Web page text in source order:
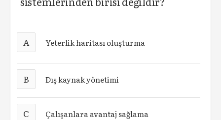
A Yeterlik haritası oluşturma
B Dış kaynak yönetimi
C Çalışanlara avantaj sağlama